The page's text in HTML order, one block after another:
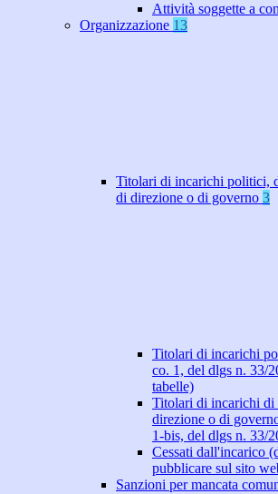
Attività soggette a
Organizzazione 13
Titolari di incarichi politici,
di direzione o di governo 3
Titolari di incarichi
co. 1, del dlgs n. 33/
tabelle)
Titolari di incarichi di
direzione o di
1-bis, del dlgs n. 33/
Cessati dall'incarico
pubblicare sul sito
Sanzioni per mancata